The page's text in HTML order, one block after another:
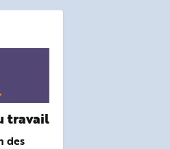
travail
des